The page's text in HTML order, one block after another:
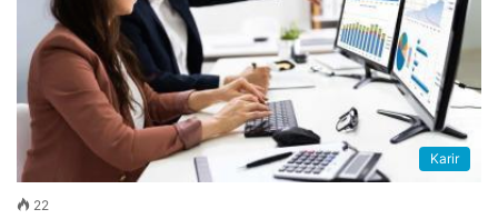
Karir
22